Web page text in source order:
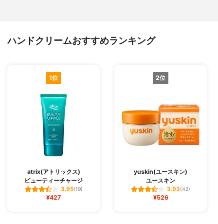
ハンドクリームおすすめランキング
1位
atrix(アトリックス)
ビューティーチャージ
3.95(19)
¥427
2位
yuskin(ユースキン)
ユースキン
3.93(42)
¥526